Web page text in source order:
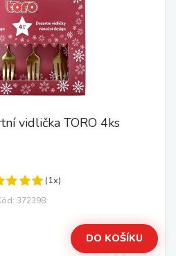
vidlička TORO 4ks
(1x)
372398
DO KOŠÍKU